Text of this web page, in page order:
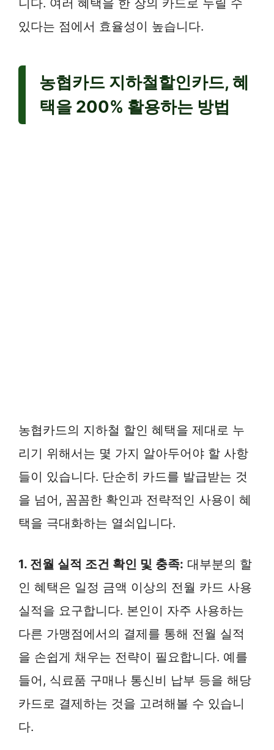
있다는 점에서 효율성이 높습니다.
농협카드 지하철할인카드, 혜
택을 200% 활용하는 방법
농협카드의 지하철 할인 혜택을 제대로 누
리기 위해서는 몇 가지 알아두어야 할 사항
들이 있습니다. 단순히 카드를 발급받는 것
을 넘어, 꼼꼼한 확인과 전략적인 사용이 혜
택을 극대화하는 열쇠입니다.
1. 전월 실적 조건 확인 및 충족: 대부분의 할
인 혜택은 일정 금액 이상의 전월 카드 사용
실적을 요구합니다. 본인이 자주 사용하는
다른 가맹점에서의 결제를 통해 전월 실적
을 손쉽게 채우는 전략이 필요합니다. 예를
들어, 식료품 구매나 통신비 납부 등을 해당
카드로 결제하는 것을 고려해볼 수 있습니
다.